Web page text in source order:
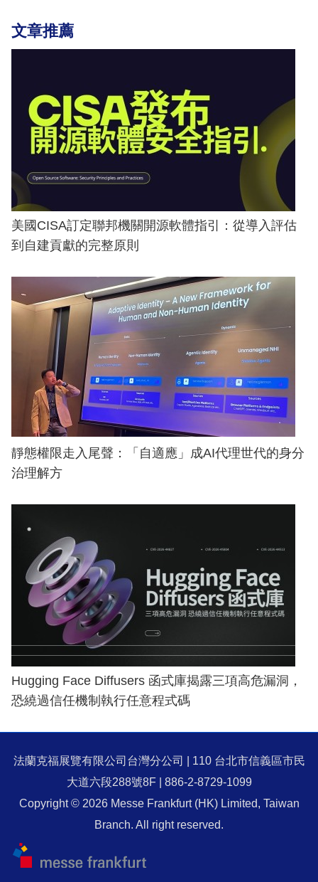
文章推薦
美國CISA訂定聯邦機關開源軟體指引：從導入評估
到自建貢獻的完整原則
靜態權限走入尾聲：「自適應」成AI代理世代的身分
治理解方
Hugging Face Diffusers 函式庫揭露三項高危漏洞，
恐繞過信任機制執行任意程式碼
法蘭克福展覽有限公司台灣分公司 | 110 台北市信義區市民
大道六段288號8F | 886-2-8729-1099
Copyright © 2026 Messe Frankfurt (HK) Limited, Taiwan
Branch. All right reserved.